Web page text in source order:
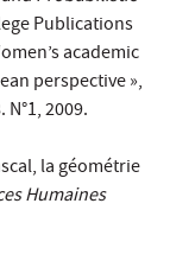
Publications
academic
perspective »,
N°1, 2009.
la géométrie
Humaines